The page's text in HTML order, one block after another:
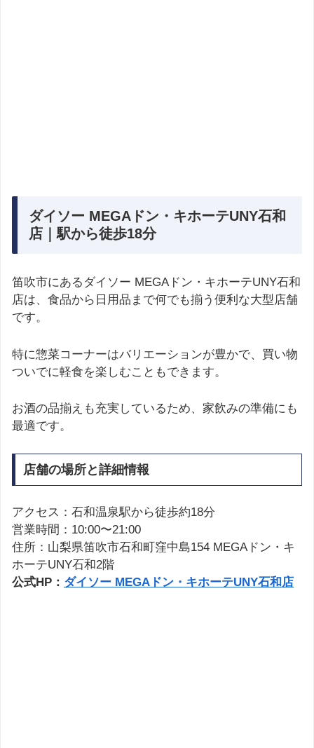
ダイソー MEGAドン・キホーテUNY石和
店｜駅から徒歩18分
笛吹市にあるダイソー MEGAドン・キホーテUNY石和
店は、食品から日用品まで何でも揃う便利な大型店舗
です。
特に惣菜コーナーはバリエーションが豊かで、買い物
ついでに軽食を楽しむこともできます。
お酒の品揃えも充実しているため、家飲みの準備にも
最適です。
店舗の場所と詳細情報
アクセス：石和温泉駅から徒歩約18分
営業時間：10:00〜21:00
住所：山梨県笛吹市石和町窪中島154 MEGAドン・キ
ホーテUNY石和2階
公式HP： ダイソー MEGAドン・キホーテUNY石和店